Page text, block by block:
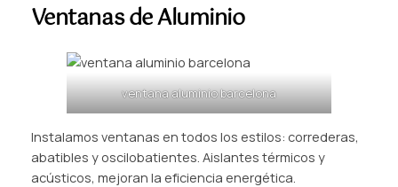
Ventanas de Aluminio
ventana aluminio barcelona
Instalamos ventanas en todos los estilos: correderas,
abatibles y oscilobatientes. Aislantes térmicos y
acústicos, mejoran la eficiencia energética.